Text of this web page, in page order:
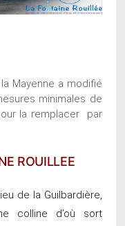
Mayenne a modifié
minimales de
la remplacer par
ROUILLEE
de la Guilbardière,
colline d’où sort